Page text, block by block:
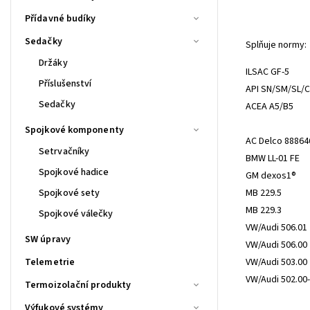
Přídavné budíky
Sedačky
Držáky
Příslušenství
Sedačky
Spojkové komponenty
Setrvačníky
Spojkové hadice
Spojkové sety
Spojkové válečky
SW úpravy
Telemetrie
Termoizolační produkty
Splňuje normy:
ILSAC GF-5
API SN/SM/SL/
ACEA A5/B5
AC Delco
BMW LL-01 FE
GM dexos1®
MB 229.5
MB 229.3
VW/Audi 506.01
VW/Audi 506.00
VW/Audi 503.00
VW/Audi